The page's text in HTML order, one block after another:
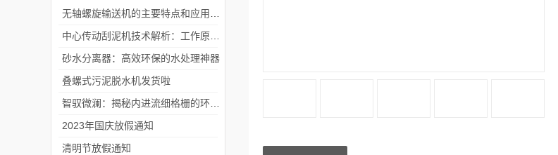
砂水分离器：高效环保的水处理神器
叠螺式污泥脱水机发货啦
2023年国庆放假通知
清明节放假通知